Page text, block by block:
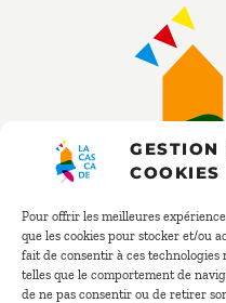
GESTION
COOKIES
Pour offrir les meilleures
que les cookies pour stocker et/ou
fait de consentir à ces
telles que le comportement de
de ne pas consentir ou de retirer